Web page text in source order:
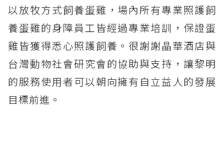
以放牧方式飼養蛋雞，場內所有專業照護飼
養蛋雞的身障員工皆經過專業培訓，保證蛋
雞皆獲得悉心照護飼養。很謝謝晶華酒店與
台灣動物社會研究會的協助與支持，讓黎明
的服務使用者可以朝向擁有自立益人的發展
目標前進。